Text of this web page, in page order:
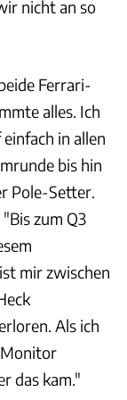
nicht an so
Ferrari-
alles. Ich
in allen
bis hin
Pole-Setter.
zum Q3
mir zwischen
Als ich
Monitor
das kam."